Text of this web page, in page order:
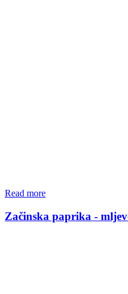
Read more
Začinska paprika -